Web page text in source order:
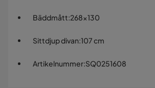
Bäddmått:268x130
Sittdjup divan:107 cm
Artikelnummer:SQ0251608